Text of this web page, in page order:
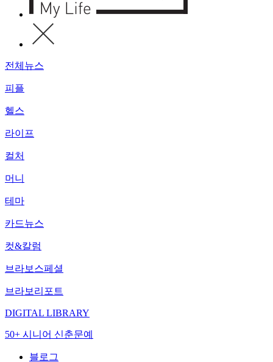
전체뉴스
피플
헬스
라이프
컬처
머니
테마
카드뉴스
컷&칼럼
브라보스페셜
브라보리포트
DIGITAL LIBRARY
50+ 시니어 신춘문예
블로그